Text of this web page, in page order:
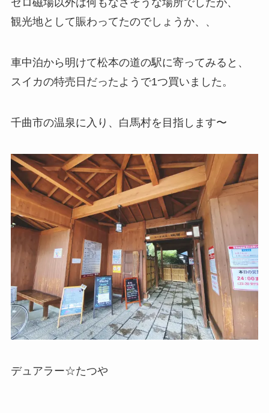
ゼロ磁場以外は何もなさそうな場所でしたが、
観光地として賑わってたのでしょうか、、
車中泊から明けて松本の道の駅に寄ってみると、
スイカの特売日だったようで1つ買いました。
千曲市の温泉に入り、白馬村を目指します〜
デュアラー☆たつや